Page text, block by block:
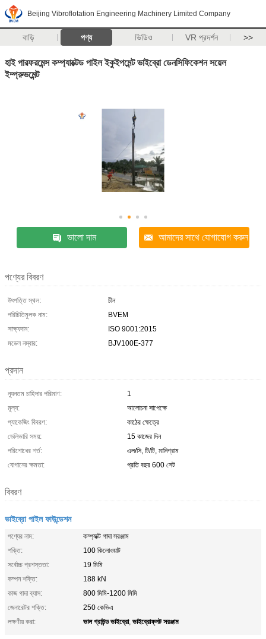
Beijing Vibroflotation Engineering Machinery Limited Company
বাড়ি পণ্য ভিডিও VR প্রদর্শন >>
হাই পারফরমেন্স কম্প্যাক্টেড পাইল ইকুইপমেন্ট ভাইব্রো ডেনসিফিকেশন সয়েল
ইম্প্রুভমেন্ট
ভালো দাম আমাদের সাথে যোগাযোগ করুন
পণ্যের বিবরণ
উৎপত্তি স্থল:
চীন
পরিচিতিমুলক নাম:
BVEM
সাক্ষ্যদান:
ISO 9001:2015
মডেল নম্বার:
BJV100E-377
প্রদান
ন্যূনতম চাহিদার পরিমাণ:
1
মূল্য:
আলোচনা সাপেক্ষে
প্যাকেজিং বিবরণ:
কাঠের ক্ষেত্রে
ডেলিভারি সময়:
15 কাজের দিন
পরিশোধের শর্ত:
এল/সি, টি/টি, মানিগ্রাম
যোগানের ক্ষমতা:
প্রতি বছর 600 সেট
বিবরণ
ভাইব্রো পাইল ফাউন্ডেশন
পণ্যের নাম:
কম্প্যাক্ট গাদা সরঞ্জাম
শক্তি:
100 কিলোওয়াট
সর্বোচ্চ প্রশস্ততা:
19 মিমি
কম্পন শক্তি:
188 kN
কাজ গাদা ব্যাস:
800 মিমি-1200 মিমি
জেনারেটর শক্তি:
250 কেভিএ
লক্ষণীয় করা:
ভাল গ্রাউন্ড ভাইব্রো, ভাইব্রোফ্লট সরঞ্জাম